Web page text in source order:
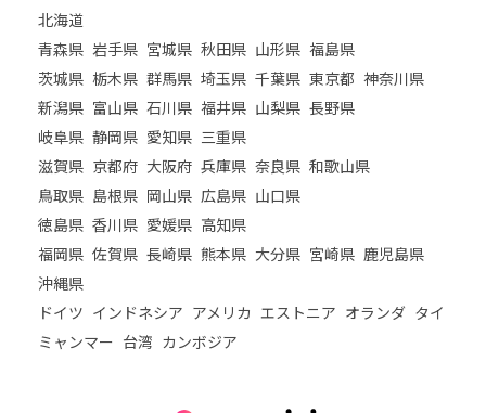
北海道
青森県 岩手県 宮城県 秋田県 山形県 福島県
茨城県 栃木県 群馬県 埼玉県 千葉県 東京都 神奈川県
新潟県 富山県 石川県 福井県 山梨県 長野県
岐阜県 静岡県 愛知県 三重県
滋賀県 京都府 大阪府 兵庫県 奈良県 和歌山県
鳥取県 島根県 岡山県 広島県 山口県
徳島県 香川県 愛媛県 高知県
福岡県 佐賀県 長崎県 熊本県 大分県 宮崎県 鹿児島県
沖縄県
ドイツ インドネシア アメリカ エストニア オランダ タイ
ミャンマー 台湾 カンボジア